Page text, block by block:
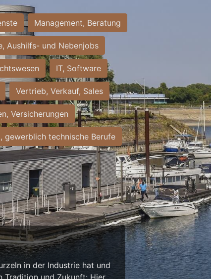
Management, Beratung
Aushilfs- und Nebenjobs
IT, Software
Vertrieb, Verkauf, Sales
Versicherungen
gewerblich technische Berufe
in der Industrie hat und